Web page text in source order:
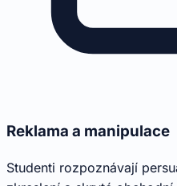
Reklama a manipulace
Studenti rozpoznávají